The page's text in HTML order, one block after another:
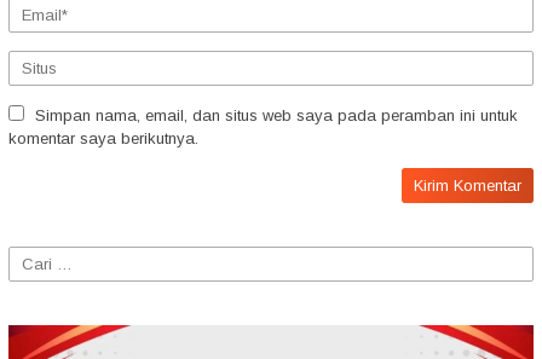
Simpan nama, email, dan situs web saya pada peramban ini untuk
komentar saya berikutnya.
Cari
untuk: